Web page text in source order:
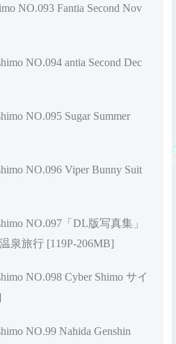
NO.093 Fantia Second Nov
NO.094 antia Second Dec
NO.095 Sugar Summer
NO.096 Viper Bunny Suit
NO.097「DL版写真集」
泉旅行 [119P-206MB]
NO.098 Cyber Shimo サイ
NO.99 Nahida Genshin